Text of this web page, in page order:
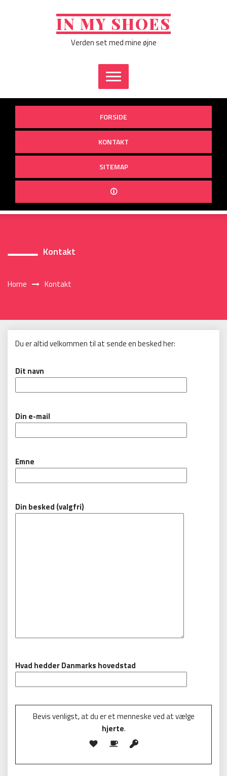
IN MY SHOES
Verden set med mine øjne
FORSIDE
KONTAKT
SITEMAP
🛈
Kontakt
Home Kontakt
Du er altid velkommen til at sende en besked her:
Dit navn
Din e-mail
Emne
Din besked (valgfri)
Hvad hedder Danmarks hovedstad
Please leave this field empty.
Bevis venligst, at du er et menneske ved at vælge
hjerte.